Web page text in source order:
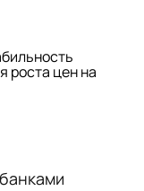
роста цен на